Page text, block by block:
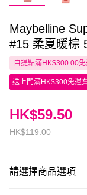
Maybelline
#15 柔夏暖棕
自提點滿HK$300.00
送上門滿HK$300免運
HK$119.00
HK$59.50
請選擇商品選項